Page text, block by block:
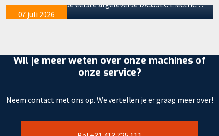
07 juli 2026
soepel door. Na de eerste afgeleverde DX355LC Electric…
Wil je meer weten over onze machines of
onze service?
Neem contact met ons op. We vertellen je er graag meer over!